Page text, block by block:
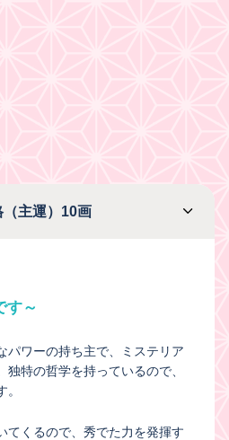
主運）10画
す～
パワーの持ち主で、ミステリア
独特の哲学を持っているので、
てくるので、秀でた力を発揮す